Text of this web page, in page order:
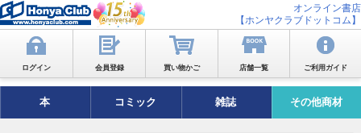
オンライン書店
【ホンヤクラブドットコム】
ログイン 会員登録 買い物かご 店舗一覧 ご利用ガイド
本 コミック 雑誌 その他商材